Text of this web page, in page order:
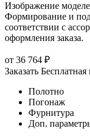
Изображение
Формирование и
соответствии с
оформления заказа.
от 36 764 ₽
Заказать Бесплатная
Полотно
Погонаж
Фурнитура
Доп.